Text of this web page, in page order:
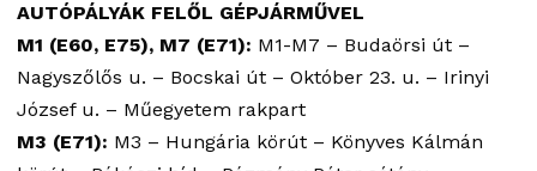
AUTÓPÁLYÁK FELŐL GÉPJÁRMŰVEL
M1 (E60, E75), M7 (E71): M1-M7 – Budaörsi út –
Nagyszőlős u. – Bocskai út – Október 23. u. – Irinyi
József u. – Műegyetem rakpart
M3 (E71): M3 – Hungária körút – Könyves Kálmán